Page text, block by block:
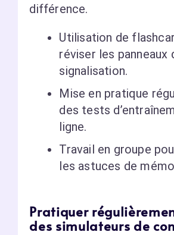
différence.
Utilisation de
réviser les panneaux
signalisation.
Mise en pratique
des tests
ligne.
Travail en groupe
les astuces de
Pratiquer
des simulateurs de